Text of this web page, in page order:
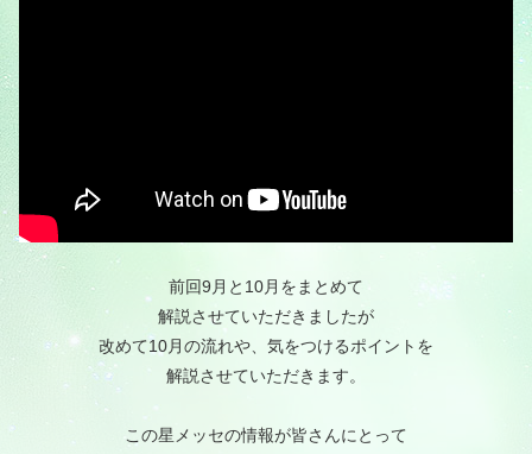
前回9月と10月をまとめて
解説させていただきましたが
改めて10月の流れや、気をつけるポイントを
解説させていただきます。
この星メッセの情報が皆さんにとって